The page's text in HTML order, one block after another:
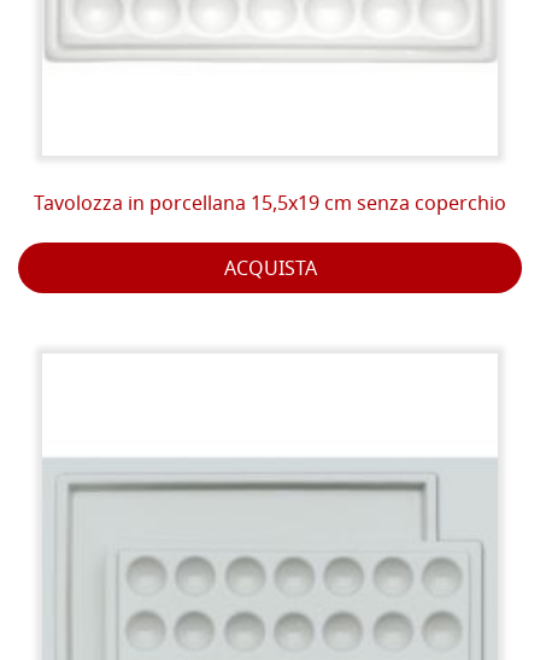
Tavolozza in porcellana 15,5x19 cm senza coperchio
ACQUISTA